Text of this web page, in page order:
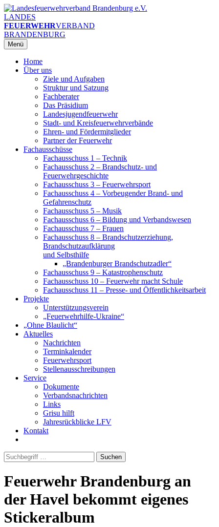
Zum
Inhalt
springen
LANDES
FEUERWEHRVERBAND
BRANDENBURG
Menü
Home
Über uns
Ziele und Aufgaben
Struktur und Satzung
Fachberater
Das Präsidium
Landesjugendfeuerwehr
Stadt- und Kreisfeuerwehrverbände
Ehren- und Fördermitglieder
Partner der Feuerwehr
Fachausschüsse
Fachausschuss 1 – Technik
Fachausschuss 2 – Brandschutz- und
Feuerwehrgeschichte
Fachausschuss 3 – Feuerwehrsport
Fachausschuss 4 – Vorbeugender Brand- und
Gefahrenschutz
Fachausschuss 5 – Musik
Fachausschuss 6 – Bildung und Verbandswesen
Fachausschuss 7 – Frauen
Fachausschuss 8 – Brandschutzerziehung,
Brandschutzaufklärung
und Selbsthilfe
„Brandenburger Brandschutzadler“
Fachausschuss 9 – Katastrophenschutz
Fachausschuss 10 – Feuerwehr macht Schule
Fachausschuss 11 – Presse- und Öffentlichkeitsarbeit
Projekte
Unterstützungsverein
„Feuerwehrhilfe-Ukraine“
„Ohne Blaulicht“
Aktuelles
Nachrichten
Terminkalender
Feuerwehrsport
Stellenausschreibungen
Service
Dokumente
Verbandsnachrichten
Links
Grisu hilft
Jahresrückblicke LFV
Kontakt
Suchen
Feuerwehr Brandenburg an
der Havel bekommt eigenes
Stickeralbum